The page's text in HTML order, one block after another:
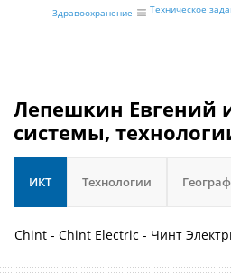
Здравоохранение
Техническое
Лепешкин Евгений
системы,
ИКТ Технологии
Chint - Chint Electric - Чинт